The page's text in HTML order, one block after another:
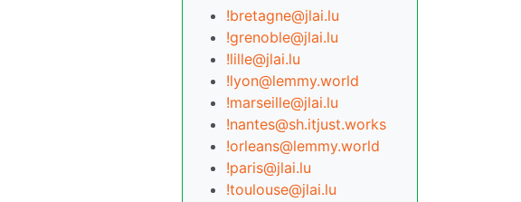
!bretagne@jlai.lu
!grenoble@jlai.lu
!lille@jlai.lu
!lyon@lemmy.world
!marseille@jlai.lu
!nantes@sh.itjust.works
!orleans@lemmy.world
!paris@jlai.lu
!toulouse@jlai.lu